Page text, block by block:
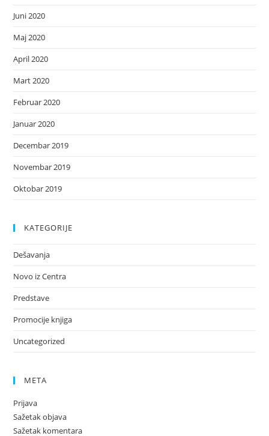
Juni 2020
Maj 2020
April 2020
Mart 2020
Februar 2020
Januar 2020
Decembar 2019
Novembar 2019
Oktobar 2019
KATEGORIJE
Dešavanja
Novo iz Centra
Predstave
Promocije knjiga
Uncategorized
META
Prijava
Sažetak objava
Sažetak komentara